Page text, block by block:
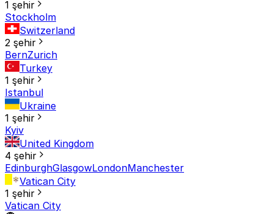
1 şehir
Stockholm
Switzerland
2 şehir
BernZurich
Turkey
1 şehir
Istanbul
Ukraine
1 şehir
Kyiv
United Kingdom
4 şehir
EdinburghGlasgowLondonManchester
Vatican City
1 şehir
Vatican City